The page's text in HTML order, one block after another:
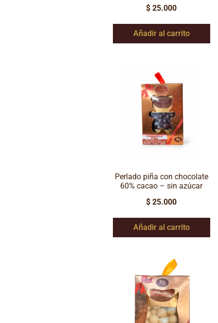
$ 25.000
Añadir al carrito
Perlado piña con chocolate
60% cacao – sin azúcar
$ 25.000
Añadir al carrito